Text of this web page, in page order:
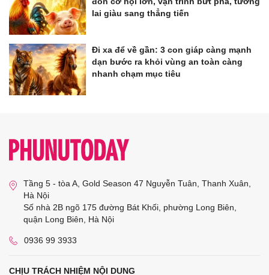
lai giàu sang thẳng tiến
Đi xa để về gần: 3 con giáp càng mạnh
dạn bước ra khỏi vùng an toàn càng
nhanh chạm mục tiêu
Tầng 5 - tòa A, Gold Season 47 Nguyễn Tuân, Thanh Xuân,
Hà Nội
Số nhà 2B ngõ 175 đường Bát Khối, phường Long Biên,
quận Long Biên, Hà Nội
0936 99 3933
CHỊU TRÁCH NHIỆM NỘI DUNG